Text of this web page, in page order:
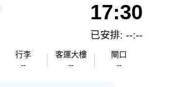
17:30
已安排: --:--
行李
--
客運大樓
--
閘口
--